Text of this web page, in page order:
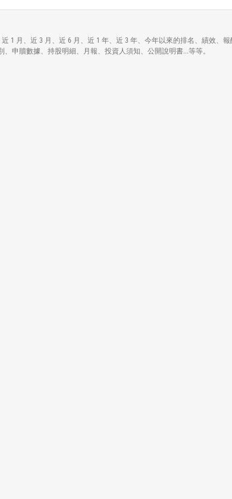
近 1 月、近 3 月、近 6 月、近 1 年、近 3 年、今年以來的排名、績效、
、申贖數據、持股明細、月報、投資人須知、公開說明書...等等。